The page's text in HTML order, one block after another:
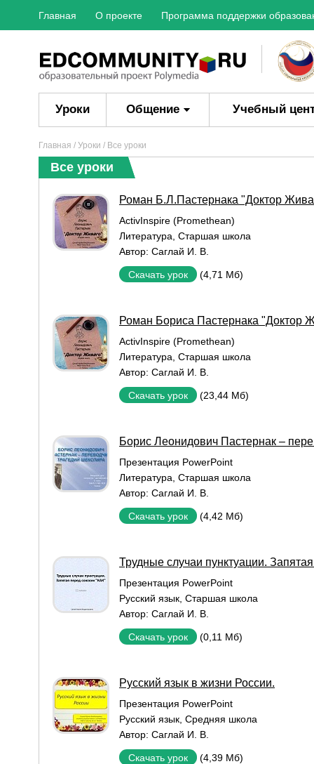
Главная О проекте Программа поддержки
Уроки Общение Учебный
Главная / Уроки / Все уроки
Все уроки
Роман Б.Л.Пастернака "Доктор
ActivInspire (Promethean)
Литература Старшая школа
Автор: Саглай И. В.
Скачать урок (4,71 Мб)
Роман Бориса Пастернака "Доктор
ActivInspire (Promethean)
Литература Старшая школа
Автор: Саглай И. В.
Скачать урок (23,44 Мб)
Борис Леонидович Пастернак –
Презентация PowerPoint
Литература Старшая школа
Автор: Саглай И. В.
Скачать урок (4,42 Мб)
Трудные случаи пунктуации.
Презентация PowerPoint
Русский язык Старшая школа
Автор: Саглай И. В.
Скачать урок (0,11 Мб)
Русский язык в жизни России.
Презентация PowerPoint
Русский язык Средняя школа
Автор: Саглай И. В.
Скачать урок (4,39 Мб)